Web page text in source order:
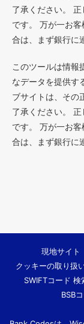
了承ください。
です。 万が一お
合は、まず銀行に
このツールは情報
なデータを提供す
ブサイトは、その
了承ください。
です。 万が一お
合は、まず銀行に
現地サイト
クッキーの取り扱
SWIFTコード 検
BSB